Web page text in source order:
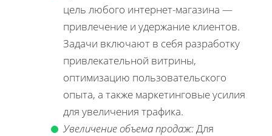
цель любого интернет-магазина —
привлечение и удержание клиентов.
Задачи включают в себя разработку
привлекательной витрины,
оптимизацию пользовательского
опыта, а также маркетинговые усилия
для увеличения трафика.
Увеличение объема продаж:Для